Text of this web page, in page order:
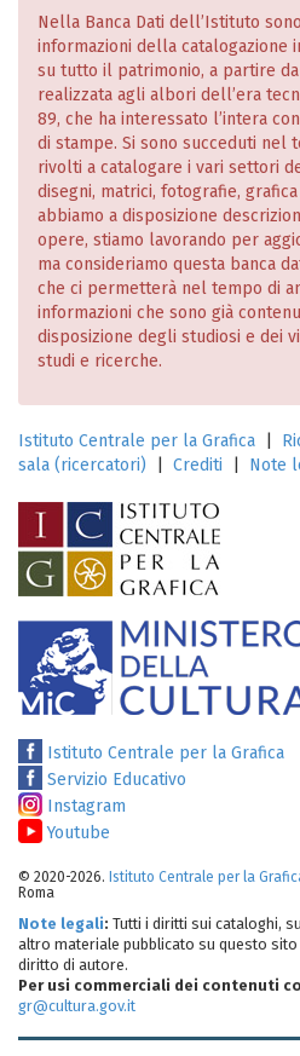
Nella Banca Dati dell’Istituto
informazioni della catalogazione
su tutto il patrimonio, a partire
realizzata agli albori dell’era
89, che ha interessato l’intera
di stampe. Si sono succeduti nel
rivolti a catalogare i vari settori
disegni, matrici, fotografie,
abbiamo a disposizione
opere, stiamo lavorando per
ma consideriamo questa banca
che ci permetterà nel tempo di
informazioni che sono già
disposizione degli studiosi e dei
studi e ricerche.
Istituto Centrale per la Grafica
sala (ricercatori)
Crediti Note
Istituto Centrale per la Grafica
Servizio Educativo
Instagram
Youtube
© 2020-2026. Istituto Centrale per la
Roma
Note legali: Tutti i diritti sui cataloghi,
altro materiale pubblicato su questo
diritto di autore.
Per usi commerciali dei contenuti
gr@cultura.gov.it